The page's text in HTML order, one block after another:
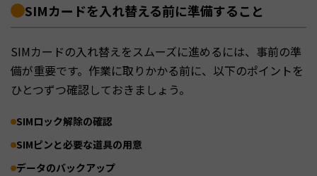
SIMカードを入れ替える前に準備すること
SIMカードの入れ替えをスムーズに進めるには、事前の準
備が重要です。作業に取りかかる前に、以下のポイントを
ひとつずつ確認しておきましょう。
SIMロック解除の確認
SIMピンと必要な道具の用意
データのバックアップ